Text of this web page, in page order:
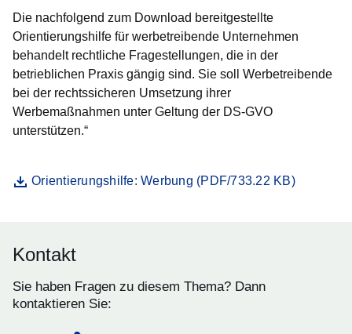
Die nachfolgend zum Download bereitgestellte
Orientierungshilfe für werbetreibende Unternehmen
behandelt rechtliche Fragestellungen, die in der
betrieblichen Praxis gängig sind. Sie soll Werbetreibende
bei der rechtssicheren Umsetzung ihrer
Werbemaßnahmen unter Geltung der DS-GVO
unterstützen.“
DateiOrientierungshilfe: Werbung (PDF/733.22 KB)
Öffnet sich in einem neuen Fenster
Kontakt
Sie haben Fragen zu diesem Thema? Dann
kontaktieren Sie: